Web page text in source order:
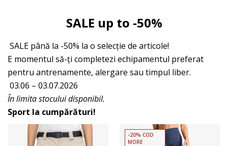
SALE up to -50%
SALE până la -50% la o selecție de articole!
E momentul să-ți completezi echipamentul preferat
pentru antrenamente, alergare sau timpul liber.
03.06 – 03.07.2026
În limita stocului disponibil.
Sport la cumpărături!
-20% COD
MORE